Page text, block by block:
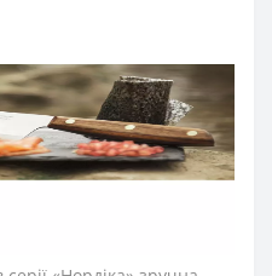
має надвисоку ріжучу
та корозостійкість.
створили за технологією
лезо шеф-ножа довго
виріб має довгий